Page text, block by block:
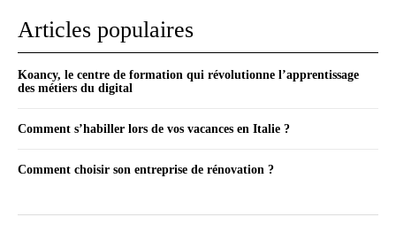
Articles populaires
Koancy, le centre de formation qui révolutionne l’apprentissage
des métiers du digital
Comment s’habiller lors de vos vacances en Italie ?
Comment choisir son entreprise de rénovation ?